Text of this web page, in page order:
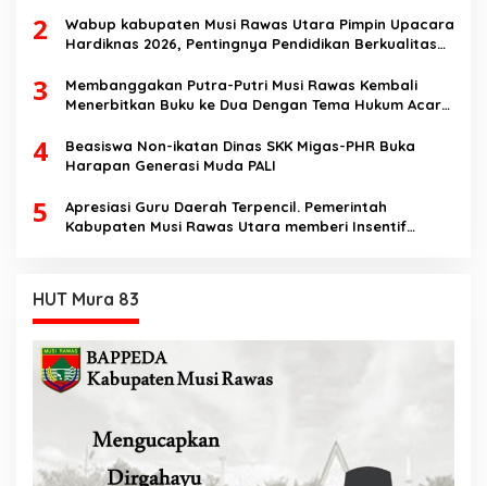
Speech di SMK Ikhlas Jawilan
2
Wabup kabupaten Musi Rawas Utara Pimpin Upacara
Hardiknas 2026, Pentingnya Pendidikan Berkualitas
3
Membanggakan Putra-Putri Musi Rawas Kembali
Menerbitkan Buku ke Dua Dengan Tema Hukum Acara
4
Beasiswa Non-ikatan Dinas SKK Migas-PHR Buka
Harapan Generasi Muda PALI
5
Apresiasi Guru Daerah Terpencil. Pemerintah
Kabupaten Musi Rawas Utara memberi Insentif
HUT Mura 83